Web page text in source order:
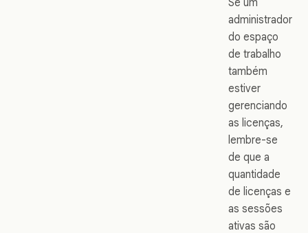
administrador
do espaço
de trabalho
também
estiver
gerenciando
as licenças,
lembre-se
de que a
quantidade
de licenças e
as sessões
ativas são